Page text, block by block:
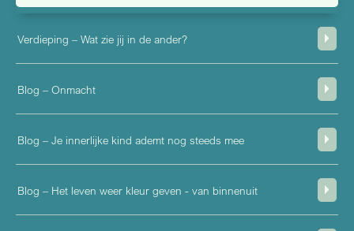
Verdieping – Wat zie jij in de ander?
Blog – Onmacht
Blog – Je innerlijke kind ademt nog steeds mee
Blog – Het leven weer kleur geven - van binnenuit